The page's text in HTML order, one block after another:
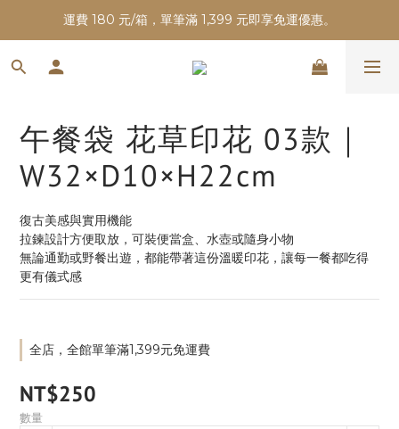
運費 180 元/箱，單筆滿 1,399 元即享免運優惠。
午餐袋 花草印花 03款｜
W32×D10×H22cm
復古美感與實用機能
拉鍊設計方便取放，可裝便當盒、水壺或隨身小物
無論通勤或野餐出遊，都能帶著這份溫暖印花，讓每一餐都吃得
更有儀式感
全店，全館單筆滿1,399元免運費
NT$250
數量